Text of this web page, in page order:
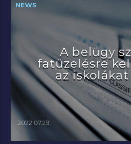
NEWS
A belügy
fatüzelésre
az
2022.07.29.